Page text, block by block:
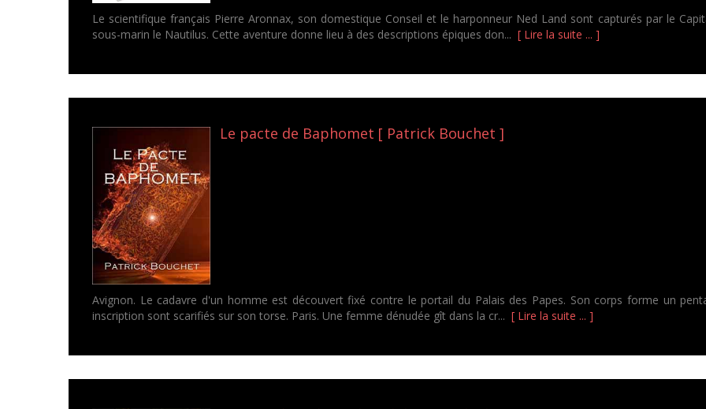
Le scientifique français Pierre Aronnax, son domestique Conseil et le harponneur Ned Land sont capturés par le
sous-marin le Nautilus. Cette aventure donne lieu à des descriptions épiques don... [ Lire la suite ... ]
Le pacte de Baphomet [ Patrick Bouchet ]
Avignon. Le cadavre d'un homme est découvert fixé contre le portail du Palais des Papes. Son corps forme un
inscription sont scarifiés sur son torse. Paris. Une femme dénudée gît dans la cr... [ Lire la suite ... ]